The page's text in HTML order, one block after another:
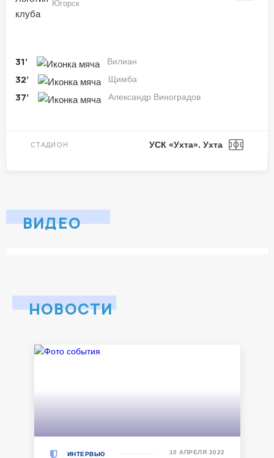
Югорск
Вилиан
31’
Щимба
32’
Александр Виноградов
37’
СТАДИОН УСК «Ухта». Ухта
ВИДЕО
НОВОСТИ
ИНТЕРВЬЮ 10 АПРЕЛЯ 2022